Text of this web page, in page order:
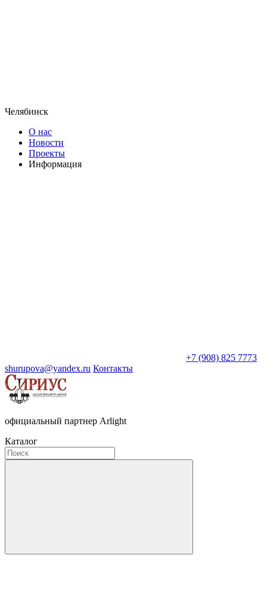
Челябинск
О нас
Новости
Проекты
Информация
+7 (908) 825 7773
shurupova@yandex.ru Контакты
официальный партнер Arlight
Каталог